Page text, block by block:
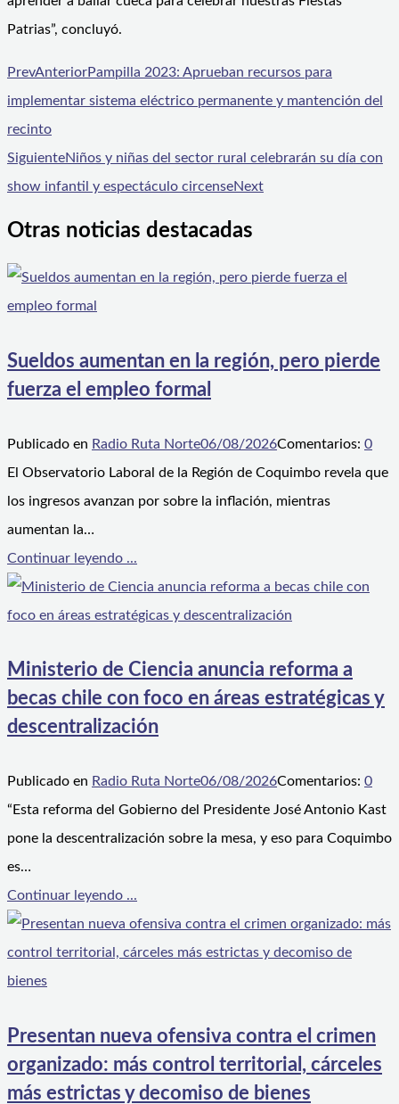
Patrias”, concluyó.
PrevAnteriorPampilla 2023: Aprueban recursos para
implementar sistema eléctrico permanente y mantención del
recinto
SiguienteNiños y niñas del sector rural celebrarán su día con
show infantil y espectáculo circenseNext
Otras noticias destacadas
Sueldos aumentan en la región, pero pierde
fuerza el empleo formal
Publicado en Radio Ruta Norte06/08/2026Comentarios: 0
El Observatorio Laboral de la Región de Coquimbo revela que
los ingresos avanzan por sobre la inflación, mientras
aumentan la…
Continuar leyendo ...
Ministerio de Ciencia anuncia reforma a
becas chile con foco en áreas estratégicas y
descentralización
Publicado en Radio Ruta Norte06/08/2026Comentarios: 0
“Esta reforma del Gobierno del Presidente José Antonio Kast
pone la descentralización sobre la mesa, y eso para Coquimbo
es…
Continuar leyendo ...
Presentan nueva ofensiva contra el crimen
organizado: más control territorial, cárceles
más estrictas y decomiso de bienes